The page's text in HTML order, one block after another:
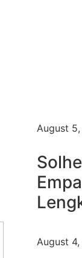
August
August